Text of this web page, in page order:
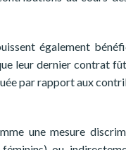
également
leur dernier contrat
par rapport aux
une mesure